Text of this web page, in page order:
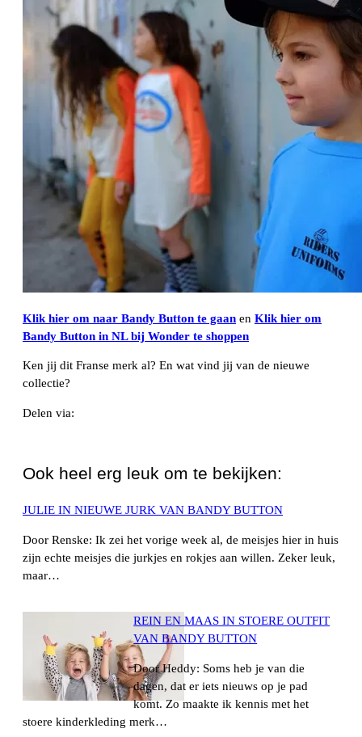
Klik hier om naar Bandy Button te gaan en Klik hier om
Bandy Button in NL bij Wonder te shoppen
Ken jij dit Franse merk al? En wat vind jij van de nieuwe
collectie?
Delen via:
Ook heel erg leuk om te bekijken:
JULIE IN NIEUWE JURK VAN BANDY BUTTON
Door Renske: Ik zei het vorige week al, de meisjes hier in huis
zijn echte meisjes die jurkjes en rokjes aan willen. Zeker leuk,
maar…
REIN EN MAAS IN STOERE OUTFIT
VAN BANDY BUTTON
Door Heddy: Soms heb je van die
dagen, dat er iets nieuws op je pad
komt. Zo maakte ik kennis met het
stoere kinderkleding merk…